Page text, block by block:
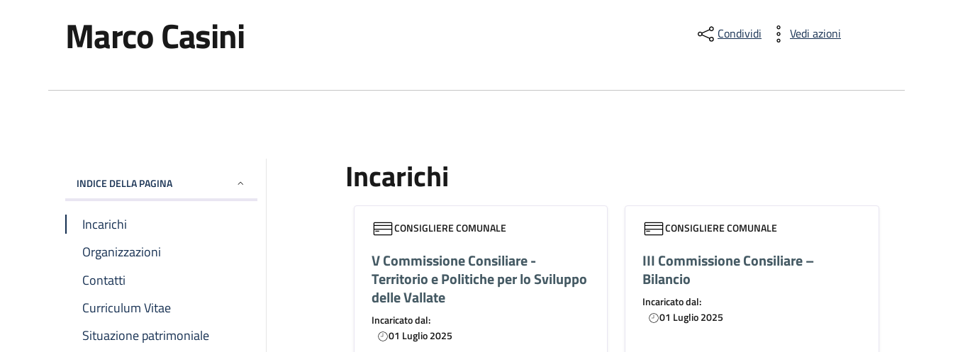
Marco Casini Condividi Vedi azioni
INDICE DELLA PAGINA
Incarichi
Organizzazioni
Contatti
Curriculum Vitae
Situazione patrimoniale
Incarichi
CONSIGLIERE COMUNALE
V Commissione Consiliare -
Territorio e Politiche per lo Sviluppo
delle Vallate
Incaricato dal:
01 Luglio 2025
CONSIGLIERE COMUNALE
III Commissione Consiliare –
Bilancio
Incaricato dal:
01 Luglio 2025